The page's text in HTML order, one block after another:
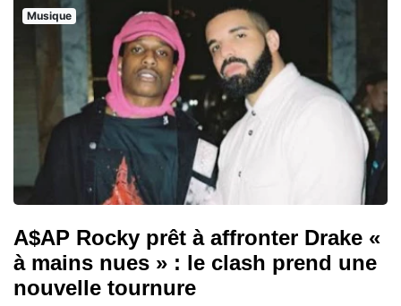
Musique
A$AP Rocky prêt à affronter Drake «
à mains nues » : le clash prend une
nouvelle tournure